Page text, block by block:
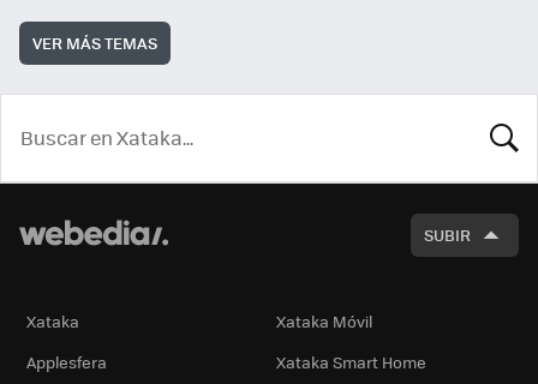
VER MÁS TEMAS
SUBIR
Xataka
Xataka Móvil
Applesfera
Xataka Smart Home